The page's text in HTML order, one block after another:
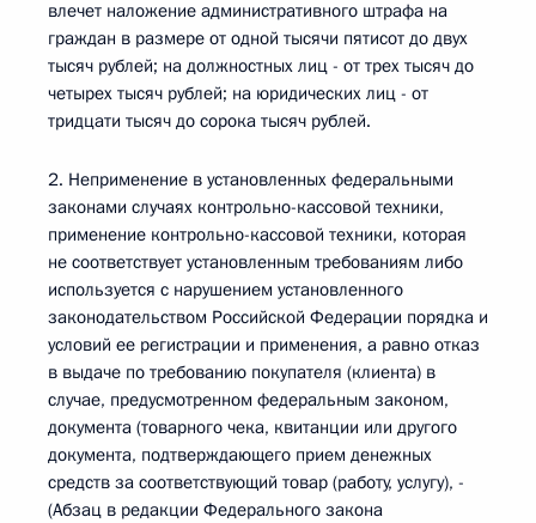
влечет наложение административного штрафа на
граждан в размере от одной тысячи пятисот до двух
тысяч рублей; на должностных лиц - от трех тысяч до
четырех тысяч рублей; на юридических лиц - от
тридцати тысяч до сорока тысяч рублей.
2. Неприменение в установленных федеральными
законами случаях контрольно-кассовой техники,
применение контрольно-кассовой техники, которая
не соответствует установленным требованиям либо
используется с нарушением установленного
законодательством Российской Федерации порядка и
условий ее регистрации и применения, а равно отказ
в выдаче по требованию покупателя (клиента) в
случае, предусмотренном федеральным законом,
документа (товарного чека, квитанции или другого
документа, подтверждающего прием денежных
средств за соответствующий товар (работу, услугу), -
(Абзац в редакции Федерального закона